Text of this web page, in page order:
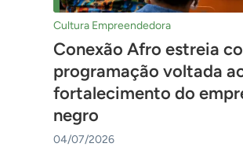
Cultura Empreendedora
Conexão Afro estreia
programação voltada
fortalecimento do
negro
04/07/2026